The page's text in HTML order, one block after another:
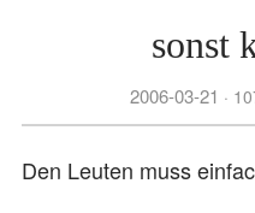
sonst
2006-03-21
Den Leuten muss